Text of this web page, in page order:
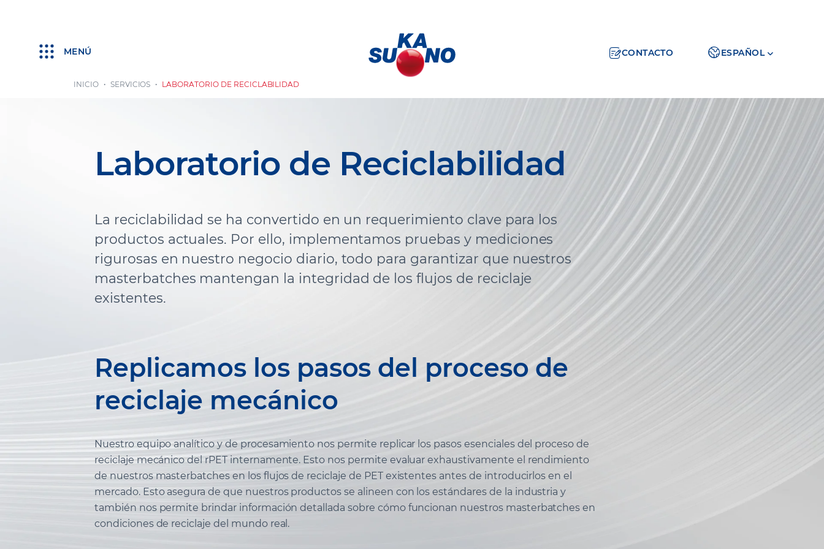
MENÚ CONTACTO ESPAÑOL
INICIO SERVICIOS LABORATORIO DE RECICLABILIDAD
Laboratorio de Reciclabilidad
La reciclabilidad se ha convertido en un requerimiento clave para los
productos actuales. Por ello, implementamos pruebas y mediciones
rigurosas en nuestro negocio diario, todo para garantizar que nuestros
masterbatches mantengan la integridad de los flujos de reciclaje
existentes.
Replicamos los pasos del proceso de
reciclaje mecánico
Nuestro equipo analítico y de procesamiento nos permite replicar los pasos esenciales del proceso de
reciclaje mecánico del rPET internamente. Esto nos permite evaluar exhaustivamente el rendimiento
de nuestros masterbatches en los flujos de reciclaje de PET existentes antes de introducirlos en el
mercado. Esto asegura de que nuestros productos se alineen con los estándares de la industria y
también nos permite brindar información detallada sobre cómo funcionan nuestros masterbatches en
condiciones de reciclaje del mundo real.